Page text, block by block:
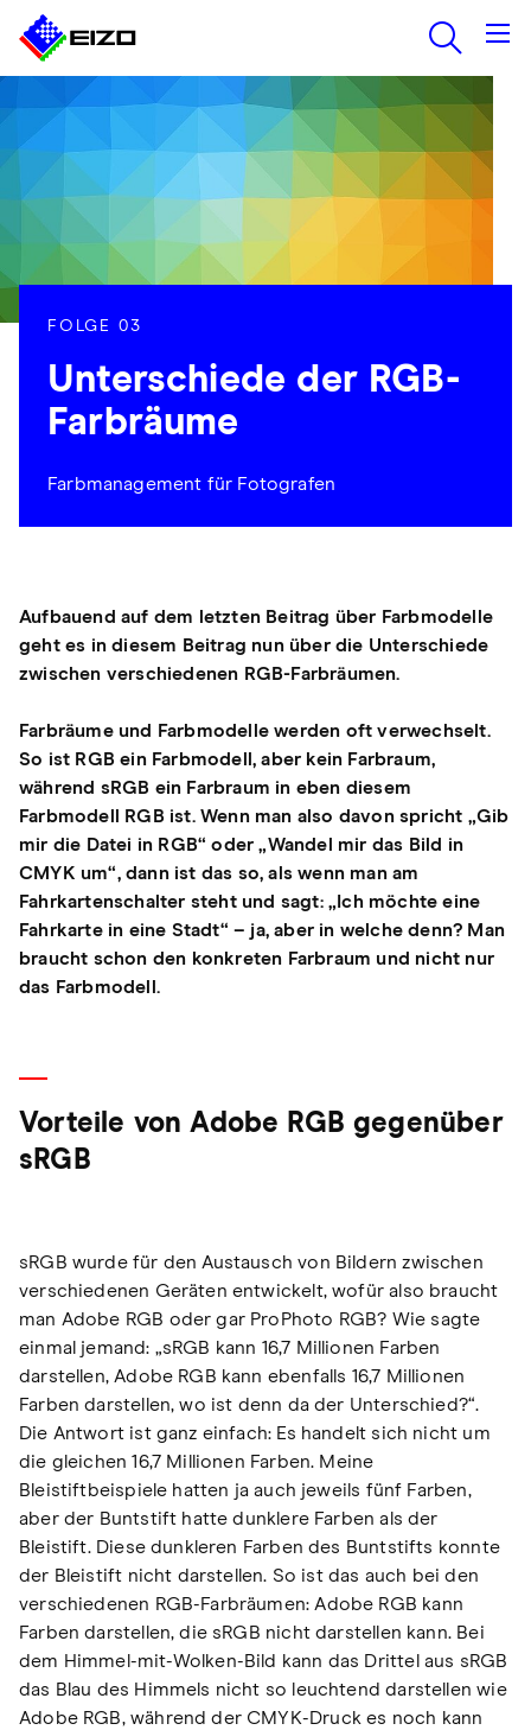
FOLGE 03
Unterschiede der RGB-
Farbräume
Farbmanagement für Fotografen
Aufbauend auf dem letzten Beitrag über Farbmodelle
geht es in diesem Beitrag nun über die Unterschiede
zwischen verschiedenen RGB-Farbräumen.
Farbräume und Farbmodelle werden oft verwechselt.
So ist RGB ein Farbmodell, aber kein Farbraum,
während sRGB ein Farbraum in eben diesem
Farbmodell RGB ist. Wenn man also davon spricht „Gib
mir die Datei in RGB“ oder „Wandel mir das Bild in
CMYK um“, dann ist das so, als wenn man am
Fahrkartenschalter steht und sagt: „Ich möchte eine
Fahrkarte in eine Stadt“ – ja, aber in welche denn? Man
braucht schon den konkreten Farbraum und nicht nur
das Farbmodell.
Vorteile von Adobe RGB gegenüber
sRGB
sRGB wurde für den Austausch von Bildern zwischen
verschiedenen Geräten entwickelt, wofür also braucht
man Adobe RGB oder gar ProPhoto RGB? Wie sagte
einmal jemand: „sRGB kann 16,7 Millionen Farben
darstellen, Adobe RGB kann ebenfalls 16,7 Millionen
Farben darstellen, wo ist denn da der Unterschied?“.
Die Antwort ist ganz einfach: Es handelt sich nicht um
die gleichen 16,7 Millionen Farben. Meine
Bleistiftbeispiele hatten ja auch jeweils fünf Farben,
aber der Buntstift hatte dunklere Farben als der
Bleistift. Diese dunkleren Farben des Buntstifts konnte
der Bleistift nicht darstellen. So ist das auch bei den
verschiedenen RGB-Farbräumen: Adobe RGB kann
Farben darstellen, die sRGB nicht darstellen kann. Bei
dem Himmel-mit-Wolken-Bild kann das Drittel aus sRGB
das Blau des Himmels nicht so leuchtend darstellen wie
Adobe RGB, während der CMYK-Druck es noch kann